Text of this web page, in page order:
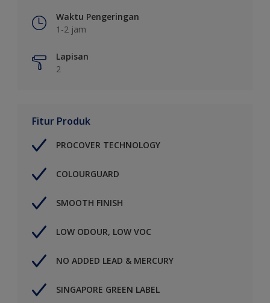
Waktu Pengeringan
1-2 jam
Lapisan
2
Fitur Produk
PROCOVER TECHNOLOGY
COLOURGUARD
SMOOTH FINISH
LOW ODOUR, LOW VOC
NO ADDED LEAD & MERCURY
SINGAPORE GREEN LABEL